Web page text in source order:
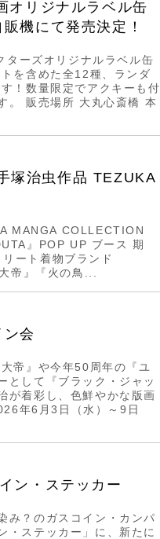
オリジナルラベル缶
機にて発売決定！
ーズオリジナルラベル缶
を含めた全12種、ランダ
！数量限定でアクキーも付
。 販売場所 大丸心斎橋 本
塚治虫作品 TEZUKA
MANGA COLLECTION
』POP UP ブース 期
ート着物ブランド
帝』『火の鳥...
会
帝』や今年50周年の『ユ
として『ブラック・ジャッ
が着彩し、色鮮やかな版画
年6月3日（水）～9日
ン・ステッカー
み？のガスコイン・カンパ
・ステッカー」に、新たに